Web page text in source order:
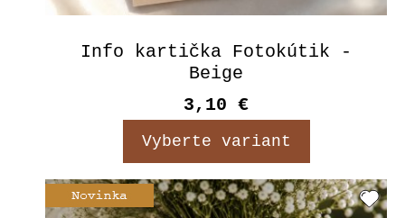
Info kartička Fotokútik -
Beige
3,10 €
Vyberte variant